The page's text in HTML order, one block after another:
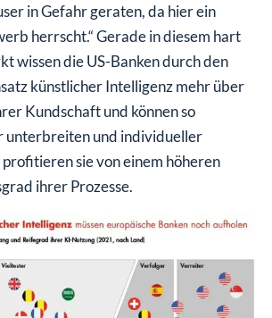
in Gefahr geraten, da hier ein
herrscht.“ Gerade in diesem hart
wissen die US-Banken durch den
künstlicher Intelligenz mehr über
Kundschaft und können so
unterbreiten und individueller
sie von einem höheren
ihrer Prozesse.